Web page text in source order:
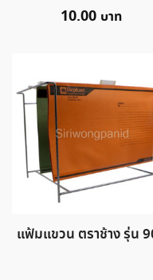
10.00
แฟ้มแขวน ตราช้าง รุ่น